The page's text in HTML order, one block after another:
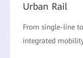
Urban Rail
From single-line
integrated